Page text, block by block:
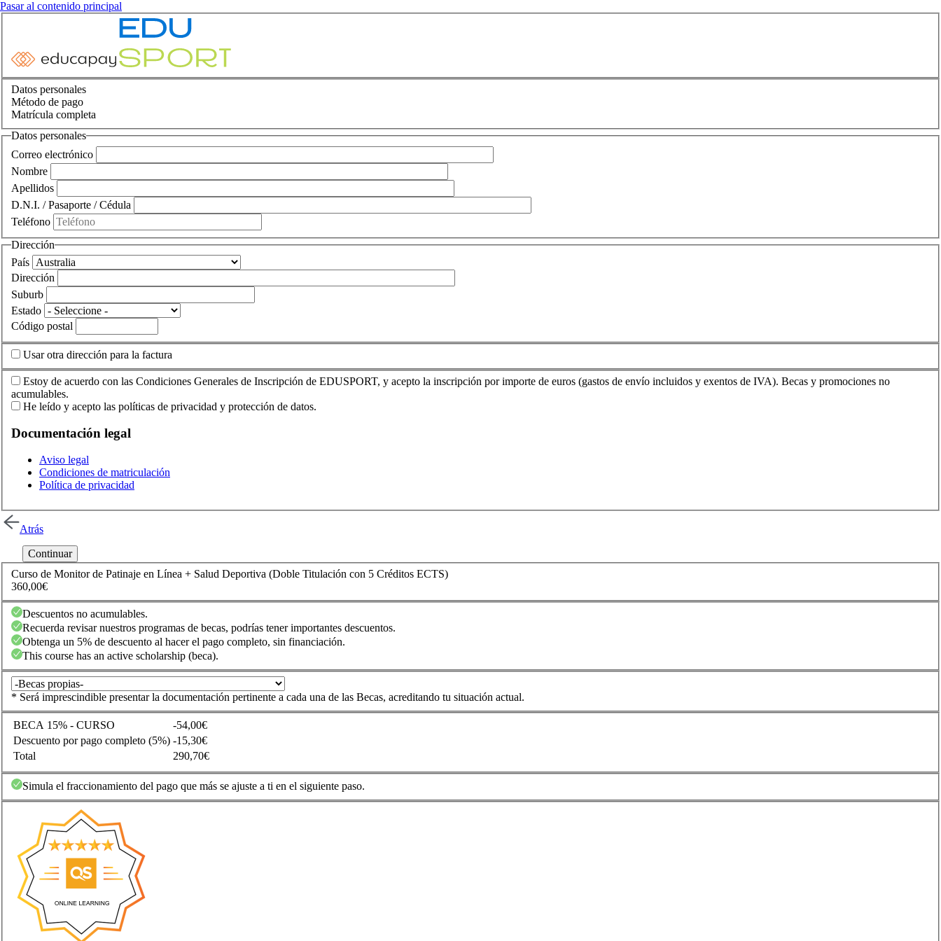
Pasar al contenido principal
Datos personales
Método de pago
Matrícula completa
Datos personales
Correo electrónico
Nombre
Apellidos
D.N.I. / Pasaporte / Cédula
Teléfono
Dirección
País
Dirección
Suburb
Estado
Código postal
Usar otra dirección para la factura
Estoy de acuerdo con las Condiciones Generales de Inscripción de EDUSPORT, y acepto la inscripción por importe de euros (gastos de envío incluidos y exentos de IVA). Becas y promociones no
acumulables.
He leído y acepto las políticas de privacidad y protección de datos.
Documentación legal
Aviso legal
Condiciones de matriculación
Política de privacidad
Atrás
Curso de Monitor de Patinaje en Línea + Salud Deportiva (Doble Titulación con 5 Créditos ECTS)
360,00€
Descuentos no acumulables.
Recuerda revisar nuestros programas de becas, podrías tener importantes descuentos.
Obtenga un 5% de descuento al hacer el pago completo, sin financiación.
This course has an active scholarship (beca).
* Será imprescindible presentar la documentación pertinente a cada una de las Becas, acreditando tu situación actual.
BECA 15% - CURSO
-54,00€
Descuento por pago completo (5%) -15,30€
Total
290,70€
Simula el fraccionamiento del pago que más se ajuste a ti en el siguiente paso.